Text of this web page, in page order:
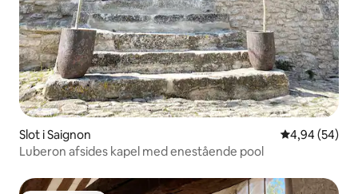
Slot i Saignon 4,94 ud af 5 i
4,94 (54)
Luberon afsides kapel med enestående pool